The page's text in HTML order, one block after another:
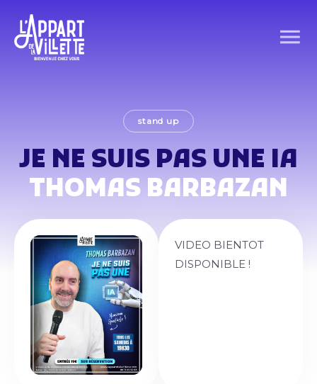
stand up
JE NE SUIS PAS UNE IA
THOMAS BARBAZAN
VIDEO BIENTOT
DISPONIBLE !